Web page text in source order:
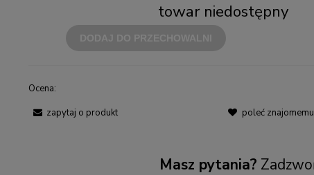
towar niedostępny
Ocena:
zapytaj o produkt
poleć znajomemu
Masz pytania?